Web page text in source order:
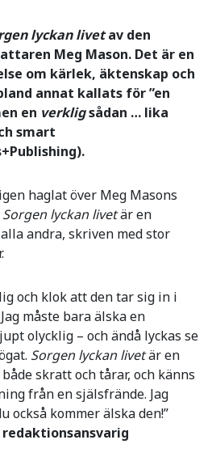
lyckan livetav den
Meg Mason. Det är en
om kärlek, äktenskap och
annat kallats för ”en
en verkligsådan … lika
smart
haglat över Meg Masons
Sorgen lyckan livetär en
andra, skriven med stor
och klok att den tar sig in i
måste bara älska en
olycklig – och ändå lyckas se
Sorgen lyckan livetär en
skratt och tårar, och känns
från en själsfrände. Jag
också kommer älska den!”